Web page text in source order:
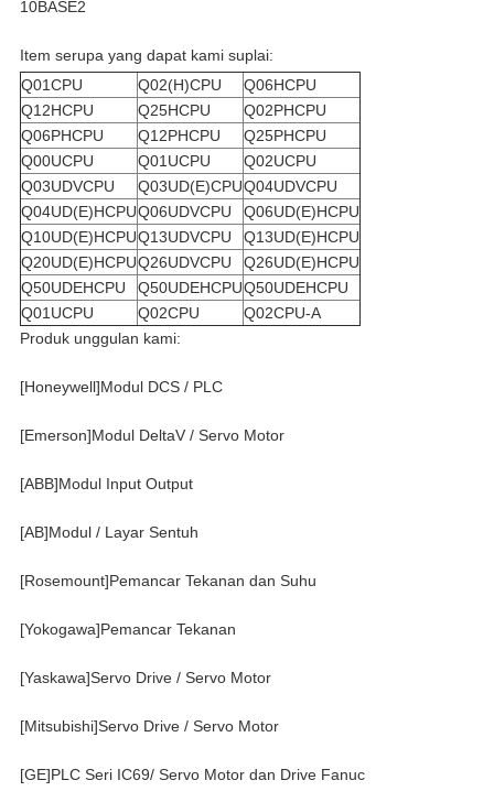
10BASE2
Item serupa yang dapat kami suplai:
Q01CPU
Q02(H)CPU
Q06HCPU
Q12HCPU
Q25HCPU
Q02PHCPU
Q06PHCPU
Q12PHCPU
Q25PHCPU
Q00UCPU
Q01UCPU
Q02UCPU
Q03UDVCPU
Q03UD(E)CPUQ04UDVCPU
Q04UD(E)HCPUQ06UDVCPU
Q06UD(E)HCPU
Q10UD(E)HCPUQ13UDVCPU
Q13UD(E)HCPU
Q20UD(E)HCPUQ26UDVCPU
Q26UD(E)HCPU
Q50UDEHCPU
Q50UDEHCPUQ50UDEHCPU
Q01UCPU
Q02CPU
Q02CPU-A
Produk unggulan kami:
[Honeywell]Modul DCS / PLC
[Emerson]Modul DeltaV / Servo Motor
[ABB]Modul Input Output
[AB]Modul / Layar Sentuh
[Rosemount]Pemancar Tekanan dan Suhu
[Yokogawa]Pemancar Tekanan
[Yaskawa]Servo Drive / Servo Motor
[Mitsubishi]Servo Drive / Servo Motor
[GE]PLC Seri IC69/ Servo Motor dan Drive Fanuc